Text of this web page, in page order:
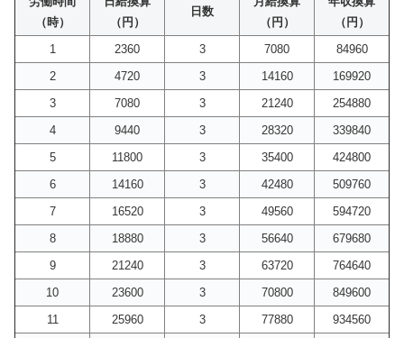
（時）
（円）
日数
（円）
（円）
1
2360 3 7080
84960
2
4720 3 14160
169920
3
7080 3 21240
254880
4
9440 3 28320
339840
5
11800 3 35400
424800
6
14160 3 42480
509760
7
16520 3 49560
594720
8
18880 3 56640
679680
9
21240 3 63720
764640
10
23600 3 70800
849600
11
25960 3 77880
934560